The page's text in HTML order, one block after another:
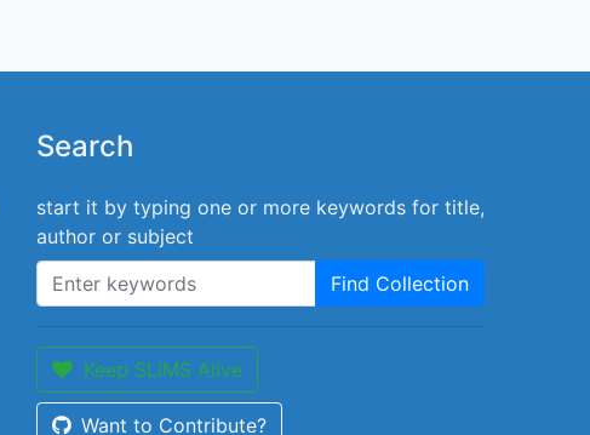
Search
start it by typing one or more keywords for title,
author or subject
Find Collection
Keep SLiMS Alive
Want to Contribute?